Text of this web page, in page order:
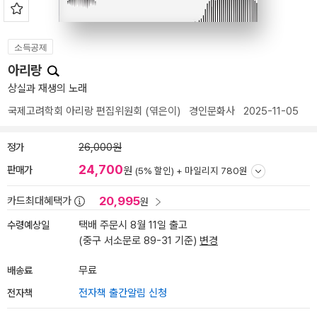
소득공제
아리랑
상실과 재생의 노래
국제고려학회 아리랑 편집위원회 (엮은이) 경인문화사 2025-11-05
정가 26,000원
판매가 24,700원 (5% 할인) + 마일리지 780원
카드최대혜택가 20,995원
수령예상일
택배 주문시 8월 11일 출고
(중구 서소문로 89-31 기준) 변경
배송료 무료
전자책 전자책 출간알림 신청